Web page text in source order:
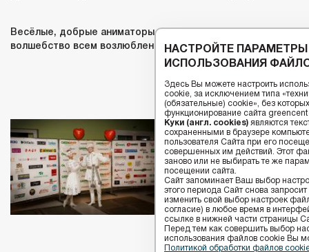
Весёлые, добрые аниматоры-ангелочки дарили радость и
волшебство всем возлюбленным торгового центра!
⟵ ⟶
НАСТРОЙТЕ ПАРАМЕТРЫ
ИСПОЛЬЗОВАНИЯ
Здесь Вы можете настроить
cookie, за исключением типа
(обязательные) cookie», без
функционирование сайта
Куки (англ. cookies) являются
сохраненными в браузере
пользователя Сайта при его
совершенных им действий. Этот
заново или не выбирать те же
посещении сайта.
Сайт запоминает Ваш выбор
этого периода Сайт снова
изменить свой выбор настроек
согласие) в любое время в
ссылке в нижней части страницы
Перед тем как совершить выбор
использования файлов сookie Вы
Политикой обработки файлов